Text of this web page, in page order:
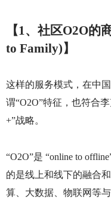
【1、社区O2O的
to Family)】
这样的服务模式，在中
谓“O2O”特征，也符合
+”战略。
“O2O”是 “online to offline
的是线上和线下的融合
算、大数据、物联网等